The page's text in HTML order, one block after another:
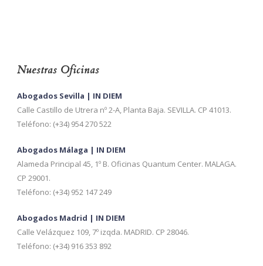
Nuestras Oficinas
Abogados Sevilla | IN DIEM
Calle Castillo de Utrera nº 2-A, Planta Baja. SEVILLA. CP 41013.
Teléfono: (+34) 954 270 522
Abogados Málaga | IN DIEM
Alameda Principal 45, 1º B. Oficinas Quantum Center. MALAGA.
CP 29001.
Teléfono: (+34) 952 147 249
Abogados Madrid | IN DIEM
Calle Velázquez 109, 7º izqda. MADRID. CP 28046.
Teléfono: (+34) 916 353 892